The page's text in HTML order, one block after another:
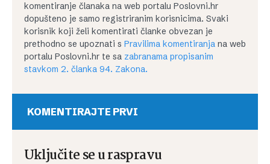
komentiranje članaka na web portalu Poslovni.hr
dopušteno je samo registriranim korisnicima. Svaki
korisnik koji želi komentirati članke obvezan je
prethodno se upoznati s Pravilima komentiranja na web
portalu Poslovni.hr te sa zabranama propisanim
stavkom 2. članka 94. Zakona.
KOMENTIRAJTE PRVI
Uključite se u raspravu